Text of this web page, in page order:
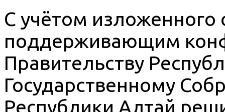
С учётом
поддерживающим
Правительству
Государственному
Республики Алтай